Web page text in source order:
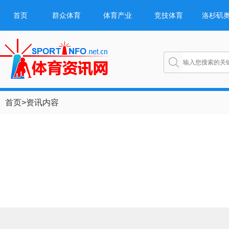
首页 群众体育 体育产业 竞技体育 洛杉矶
首页>资讯内容